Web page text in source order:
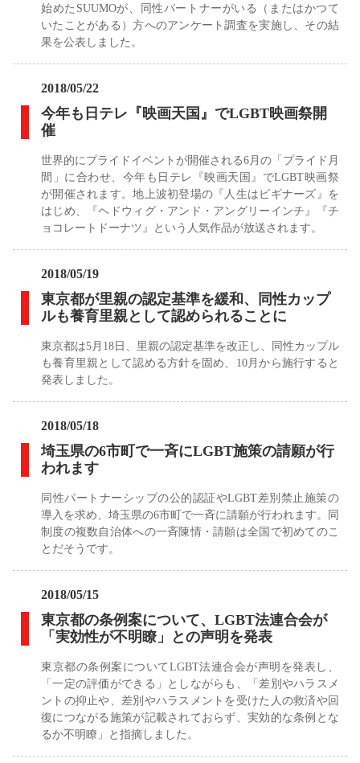
始めたSUUMOが、同性パートナーがいる（またはかつて
いたことがある）方へのアンケート調査を実施し、その結
果を公表しました。
2018/05/22
今年も日テレ『映画天国』でLGBT映画祭開
催
世界的にプライドイベントが開催される6月の「プライド月
間」に合わせ、今年も日テレ『映画天国』でLGBT映画祭
が開催されます。地上波初登場の『人生はビギナーズ』を
はじめ、『ヘドウィグ・アンド・アングリーインチ』『チ
ョコレートドーナツ』という人気作品が放送されます。
2018/05/19
東京都が里親の認定基準を緩和、同性カップ
ルも養育里親として認められることに
東京都は5月18日、里親の認定基準を改正し、同性カップル
も養育里親として認める方針を固め、10月から施行すると
発表しました。
2018/05/18
埼玉県の6市町で一斉にLGBT施策の請願が行
われます
同性パートナーシップの公的認証やLGBT差別禁止施策の
導入を求め、埼玉県の6市町で一斉に請願が行われます。同
制度の複数自治体への一斉陳情・請願は全国で初めてのこ
とだそうです。
2018/05/15
東京都の条例案について、LGBT法連合会が
「実効性が不明瞭」との声明を発表
東京都の条例案についてLGBT法連合会が声明を発表し、
「一定の評価ができる」としながらも、「差別やハラスメ
ントの抑止や、差別やハラスメントを受けた人の救済や回
復につながる施策が記載されておらず、実効的な条例とな
るか不明瞭」と指摘しました。